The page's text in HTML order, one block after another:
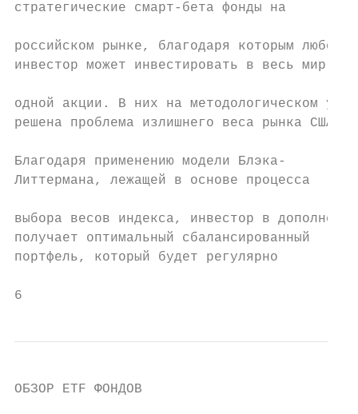
стратегические смарт-бета фонды на
российском рынке, благодаря которым любой
инвестор может инвестировать в весь мир в
одной акции. В них на методологическом
решена проблема излишнего веса рынка США.
Благодаря применению модели Блэка-
Литтермана, лежащей в основе процесса
выбора весов индекса, инвестор в
получает оптимальный
портфель, который будет регулярно
6
ОБЗОР ETF ФОНДОВ